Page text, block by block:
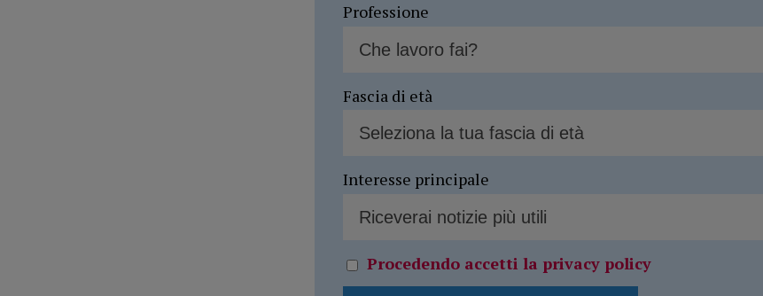
Professione
Fascia di età
Interesse principale
Procedendo accetti la privacy policy